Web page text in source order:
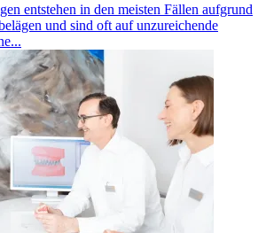
entstehen in den meisten Fällen aufgrund
und sind oft auf unzureichende